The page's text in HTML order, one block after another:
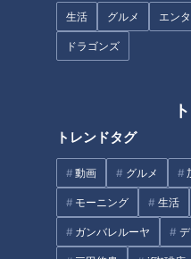
生活 グルメ エン
ドラゴンズ
トレンドタグ
動画 グルメ
モーニング 生活
ガンバレルーヤ
唾液の基礎知識
唾液量セルフチェック
唾液力のポイント（１）唾
唾液力UPに効果的な食事
オススメ関連コンテンツ
唾液の基礎知識